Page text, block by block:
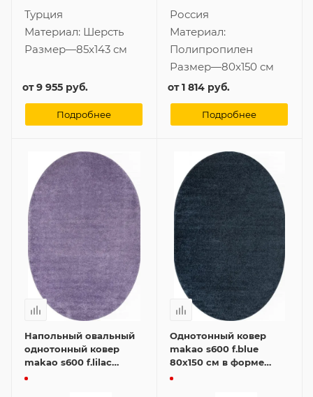
Турция
Материал: Шерсть
Размер—85x143 см
от9 955 руб.
Подробнее
Россия
Материал:
Полипропилен
Размер—80x150 см
от1 814 руб.
Подробнее
Напольный овальный
однотонный ковер
makao s600 f.lilac
80x150 см
Однотонный ковер
makao s600 f.blue
80x150 см в форме
овала